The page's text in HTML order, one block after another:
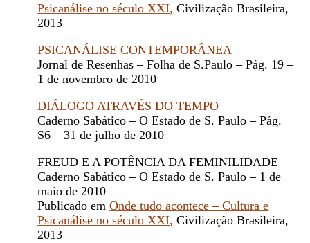
Psicanálise no século XXI, Civilização Brasileira,
2013
PSICANÁLISE CONTEMPORÂNEA
Jornal de Resenhas – Folha de S.Paulo – Pág. 19 –
1 de novembro de 2010
DIÁLOGO ATRAVÉS DO TEMPO
Caderno Sabático – O Estado de S. Paulo – Pág.
S6 – 31 de julho de 2010
FREUD E A POTÊNCIA DA FEMINILIDADE
Caderno Sabático – O Estado de S. Paulo – 1 de
maio de 2010
Publicado emOnde tudo acontece – Cultura e
Psicanálise no século XXI, Civilização Brasileira,
2013